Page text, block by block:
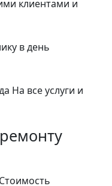
клиентами и
в день
На все услуги и
Стоимость